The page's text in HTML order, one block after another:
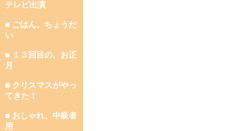
テレビ出演
■ ごはん、ちょうだ
い
■ １３回目の、お正
月
■ クリスマスがやっ
てきた！
■ おしゃれ、中級者
用